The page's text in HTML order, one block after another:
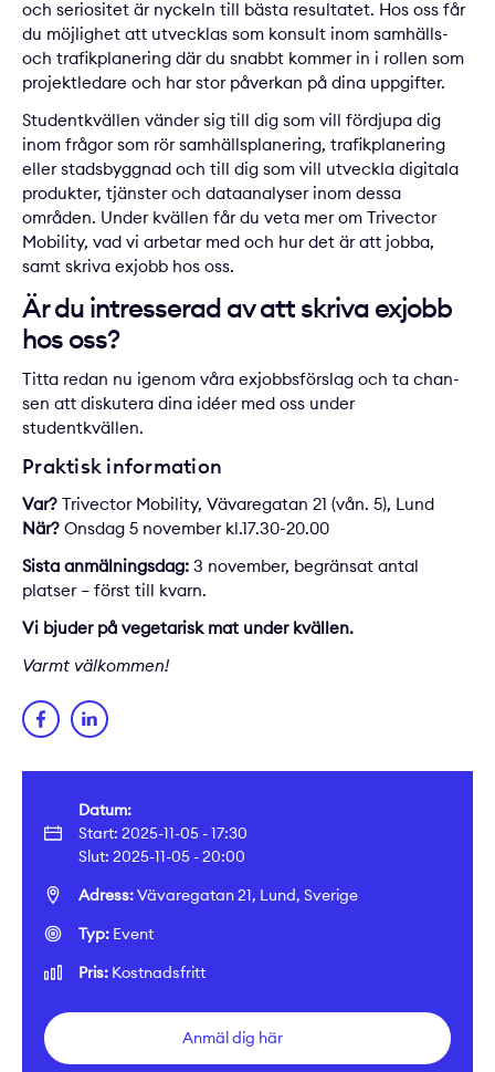
Datum:
Start: 2025-11-05 - 17:30
Slut: 2025-11-05 - 20:00
Adress:Vävaregatan 21, Lund, Sverige
Typ: Event
Pris: Kostnadsfritt
Anmäl dig här
och seriositet är nyckeln till bästa resultatet. Hos oss får
du möjlighet att utvecklas som konsult inom samhälls-
och trafikplanering där du snabbt kommer in i rollen som
projektledare och har stor påverkan på dina uppgifter.
Studentkvällen vänder sig till dig som vill fördjupa dig
inom frågor som rör samhällsplanering, trafikplane­ring
eller stadsbyggnad och till dig som vill utveckla digitala
produkter, tjänster och dataanalyser inom dessa
områden. Under kvällen får du veta mer om Trivector
Mobility, vad vi arbetar med och hur det är att jobba,
samt skriva exjobb hos oss.
Är du intresserad av att skriva exjobb
hos oss?
Titta redan nu igenom våra exjobbsförslag och ta chan­
sen att diskutera dina idéer med oss under
studentkvällen.
Praktisk information
Var? Trivector Mobility, Vävaregatan 21 (vån. 5), Lund
När? Onsdag 5 november kl.17.30-20.00
Sista anmälningsdag: 3 november, begränsat antal
platser – först till kvarn.
Vi bjuder på vegetarisk mat under kvällen.
Varmt välkommen!